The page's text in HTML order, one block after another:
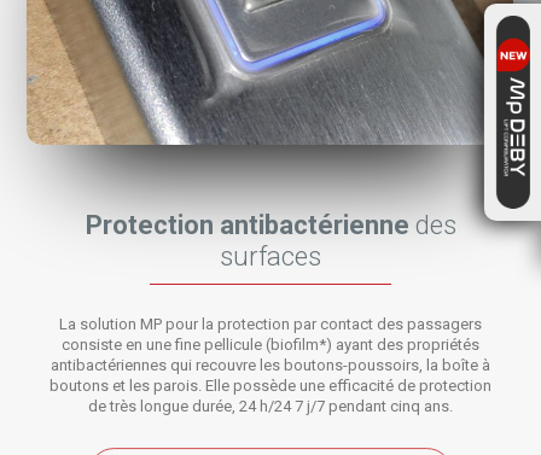
Protection antibactérienne des
surfaces
La solution MP pour la protection par contact des passagers
consiste en une fine pellicule (biofilm*) ayant des propriétés
antibactériennes qui recouvre les boutons-poussoirs, la boîte à
boutons et les parois. Elle possède une efficacité de protection
de très longue durée, 24 h/24 7 j/7 pendant cinq ans.